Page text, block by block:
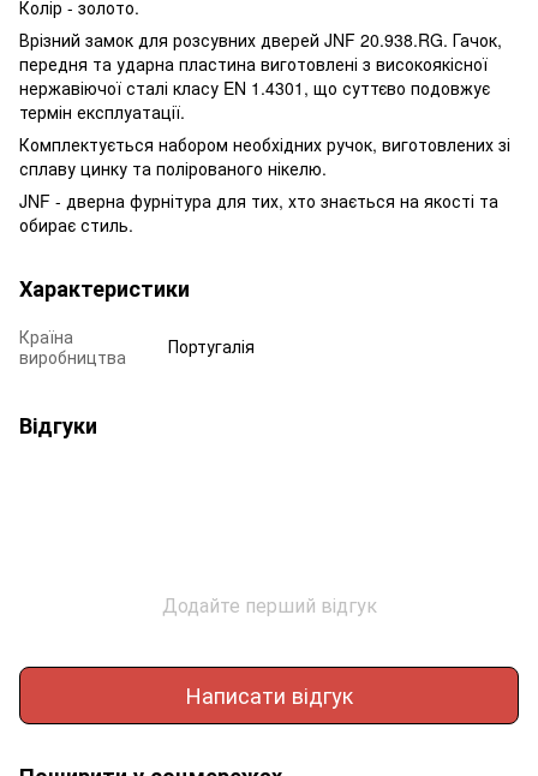
Колір - золото.
Врізний замок для розсувних дверей JNF 20.938.RG. Гачок,
передня та ударна пластина виготовлені з високоякісної
нержавіючої сталі класу EN 1.4301, що суттєво подовжує
термін експлуатації.
Комплектується набором необхідних ручок, виготовлених зі
сплаву цинку та полірованого нікелю.
JNF - дверна фурнітура для тих, хто знається на якості та
обирає стиль.
Характеристики
Країна
виробництва
Португалія
Відгуки
Додайте перший відгук
Написати відгук